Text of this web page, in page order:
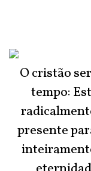
O cristão
tempo:
presente